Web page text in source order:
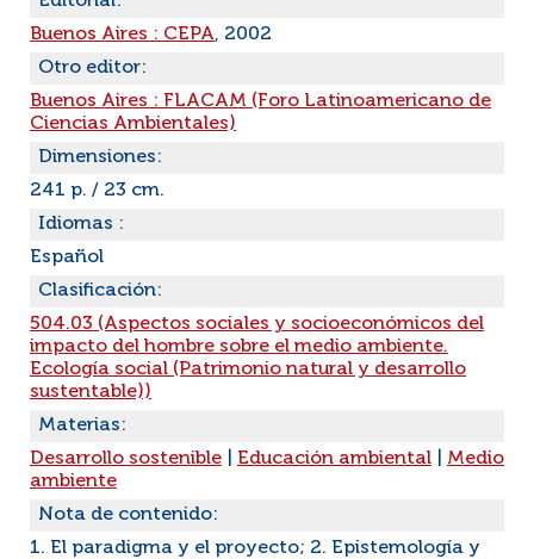
Buenos Aires : CEPA, 2002
Otro editor:
Buenos Aires : FLACAM (Foro Latinoamericano de
Ciencias Ambientales)
Dimensiones:
241 p. / 23 cm.
Idiomas :
Español
Clasificación:
504.03 (Aspectos sociales y socioeconómicos del
impacto del hombre sobre el medio ambiente.
Ecología social (Patrimonio natural y desarrollo
sustentable))
Materias:
Desarrollo sostenible
Educación ambiental
Medio
ambiente
Nota de contenido:
1. El paradigma y el proyecto; 2. Epistemología y